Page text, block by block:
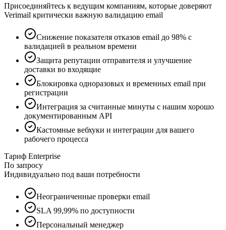
Присоединяйтесь к ведущим компаниям, которые доверяют
Verimail критически важную валидацию email
Снижение показателя отказов email до 98% с
валидацией в реальном времени
Защита репутации отправителя и улучшение
доставки во входящие
Блокировка одноразовых и временных email при
регистрации
Интеграция за считанные минуты с нашим хорошо
документированным API
Кастомные вебхуки и интеграции для вашего
рабочего процесса
Тариф Enterprise
По запросу
Индивидуально под ваши потребности
Неограниченные проверки email
SLA 99,99% по доступности
Персональный менеджер